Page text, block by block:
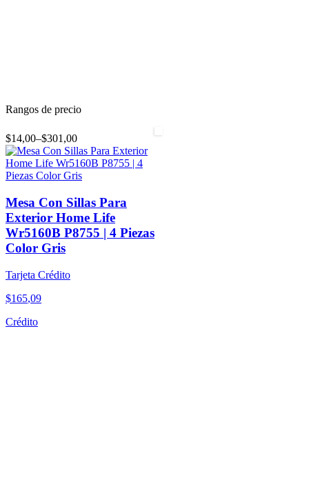
Rangos de precio
$14,00–$301,00
Mesa Con Sillas Para
Exterior Home Life
Wr5160B P8755 | 4 Piezas
Color Gris
Tarjeta Crédito
$165,09
Crédito